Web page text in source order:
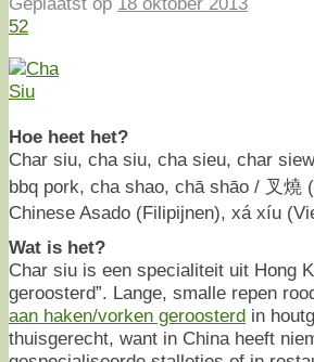
52
Hoe heet het?
Char siu, cha siu, cha sieu, char
bbq pork, cha shao, chā shāo / 叉
Chinese Asado (Filipijnen), xá xíu
Wat is het?
Char siu is een specialiteit uit Hong
geroosterd”. Lange, smalle repen
aan haken/vorken geroosterd in
thuisgerecht, want in China heeft